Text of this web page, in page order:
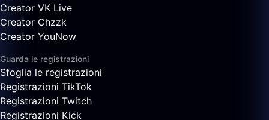
Creator VK Live
Creator Chzzk
Creator YouNow
Guarda le registrazioni
Sfoglia le registrazioni
Registrazioni TikTok
Registrazioni Twitch
Registrazioni Kick